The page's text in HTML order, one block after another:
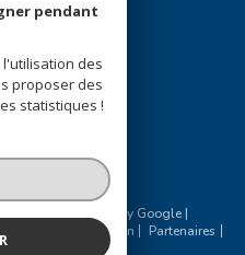
powered by Google |
légales Admin
Partenaires
pendant
des
proposer des
statistiques !